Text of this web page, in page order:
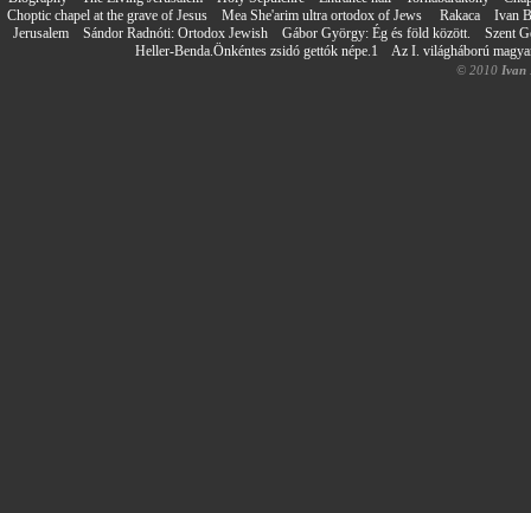
Choptic chapel at the grave of Jesus Mea She'arim ultra ortodox of Jews Rakaca Ivan
Jerusalem Sándor Radnóti: Ortodox Jewish Gábor György: Ég és föld között. Szent
Heller-Benda.Önkéntes zsidó gettók népe.1 Az I. világháború
© 2010 Ivan